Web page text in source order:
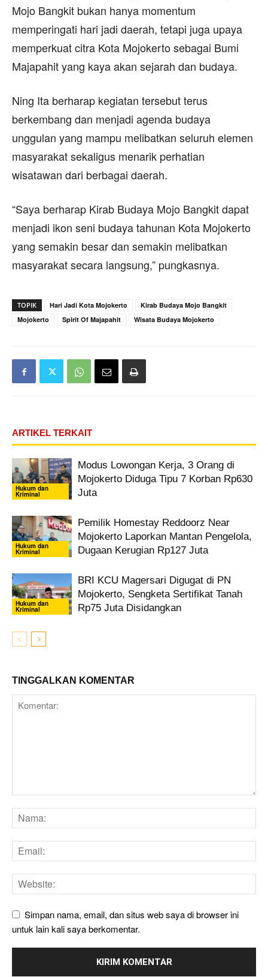
Mojo Bangkit bukan hanya momentum
memperingati hari jadi daerah, tetapi juga upaya
memperkuat citra Kota Mojokerto sebagai Bumi
Majapahit yang kaya akan sejarah dan budaya.
Ning Ita berharap kegiatan tersebut terus
berkembang dan menjadi agenda budaya
unggulan yang mampu melibatkan seluruh elemen
masyarakat sekaligus menarik perhatian
wisatawan dari berbagai daerah.
“Saya berharap Kirab Budaya Mojo Bangkit dapat
menjadi ikon seni budaya tahunan Kota Mojokerto
yang semakin besar dan semakin melibatkan
masyarakat secara langsung,” pungkasnya.
TOPIK Hari Jadi Kota Mojokerto
Kirab Budaya Mojo Bangkit
Mojokerto
Spirit Of Majapahit Wisata Budaya Mojokerto
ARTIKEL TERKAIT
Hukum dan
Kriminal
Modus Lowongan Kerja, 3 Orang di
Mojokerto Diduga Tipu 7 Korban Rp630
Juta
Hukum dan
Kriminal
Pemilik Homestay Reddoorz Near
Mojokerto Laporkan Mantan Pengelola,
Dugaan Kerugian Rp127 Juta
Hukum dan
Kriminal
BRI KCU Magersari Digugat di PN
Mojokerto, Sengketa Sertifikat Tanah
Rp75 Juta Disidangkan
TINGGALKAN KOMENTAR
Simpan nama, email, dan situs web saya di browser ini
untuk lain kali saya berkomentar.